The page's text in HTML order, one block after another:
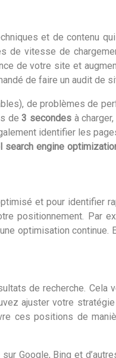
et de contenu
de vitesse de
de votre site et
de faire un audit de
de problèmes de
de3 secondes à charger,
identifier les
search engine
et pour identifier
positionnement. Par
optimisation
de recherche. Cela
ajuster votre
ces positions de
Google, Bing et